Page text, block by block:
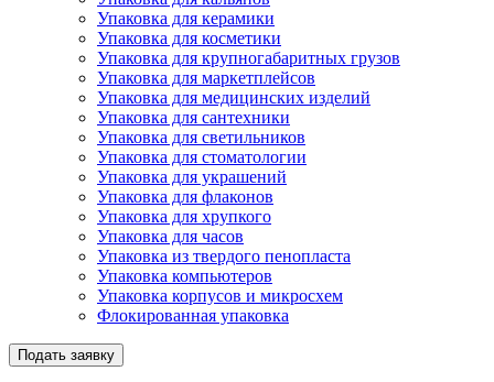
Упаковка для керамики
Упаковка для косметики
Упаковка для крупногабаритных грузов
Упаковка для маркетплейсов
Упаковка для медицинских изделий
Упаковка для сантехники
Упаковка для светильников
Упаковка для стоматологии
Упаковка для украшений
Упаковка для флаконов
Упаковка для хрупкого
Упаковка для часов
Упаковка из твердого пенопласта
Упаковка компьютеров
Упаковка корпусов и микросхем
Флокированная упаковка
Подать заявку